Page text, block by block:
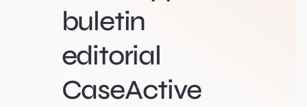
buletin
editorial
CaseActive